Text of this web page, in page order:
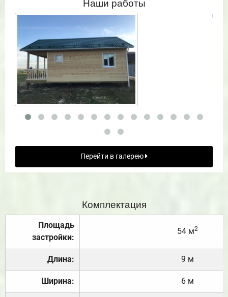
Перейти в галерею
Комплектация
Площадь
застройки:
54 м2
Длина: 9 м
Ширина: 6 м